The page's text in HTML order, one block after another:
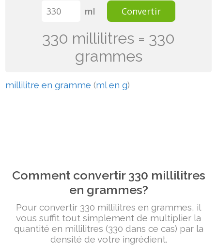
ml Convertir
330 millilitres = 330
grammes
millilitre en gramme (ml en g)
Comment convertir 330 millilitres
en grammes?
Pour convertir 330 millilitres en grammes, il
vous suffit tout simplement de multiplier la
quantité en millilitres (330 dans ce cas) par la
densité de votre ingrédient.